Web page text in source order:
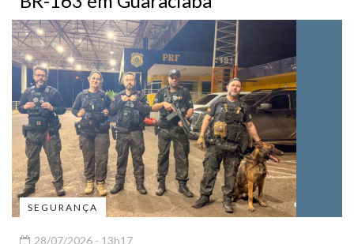
SEGURANÇA
28/07/2026 - 13h17